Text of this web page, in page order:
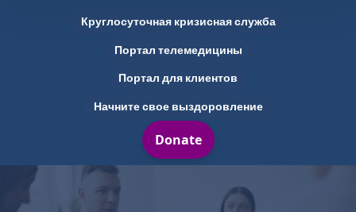
Круглосуточная кризисная служба
Портал телемедицины
Портал для клиентов
Начните свое выздоровление